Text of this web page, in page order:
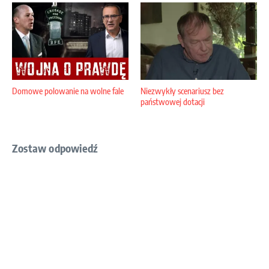
Domowe polowanie na wolne fale
Niezwykły scenariusz bez
państwowej dotacji
Zostaw odpowiedź